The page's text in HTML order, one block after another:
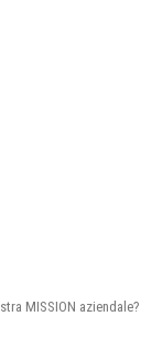
MISSION aziendale?